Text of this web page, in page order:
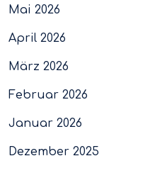
Mai 2026
April 2026
März 2026
Februar 2026
Januar 2026
Dezember 2025